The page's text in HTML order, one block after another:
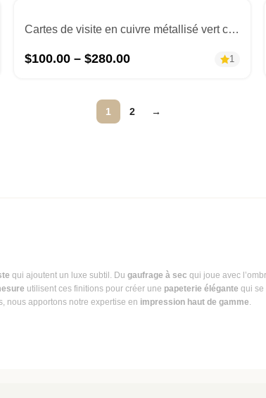
Cartes de visite en cuivre métallisé vert corail
$100.00– $280.00 1
1 2 →
qui ajoutent un luxe subtil. Du gaufrage à sec qui joue avec
utilisent ces finitions pour créer une papeterie élégante qui se
nous apportons notre expertise en impression haut de gamme.